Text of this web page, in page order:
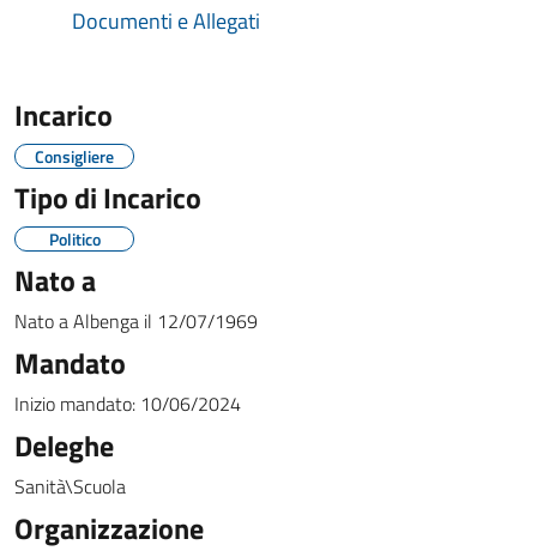
Documenti e Allegati
Incarico
Consigliere
Tipo di Incarico
Politico
Nato a
Nato aAlbenga il 12/07/1969
Mandato
Inizio mandato: 10/06/2024
Deleghe
Sanità\Scuola
Organizzazione